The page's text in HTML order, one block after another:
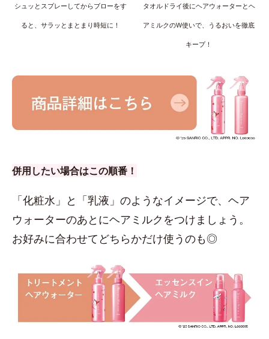
シュッとスプレーしてからブローをす
ると、サラッとまとまり時短に！
タオルドライ後にヘアウォーターとヘ
アミルクのW使いで、うるおいを徹底
キープ！
併用したい場合はこの順番！
「化粧水」と「乳液」のようなイメージで、ヘア
ウォーターのあとにヘアミルクをつけましょう。
お好みに合わせてどちらかだけ使うのも◎